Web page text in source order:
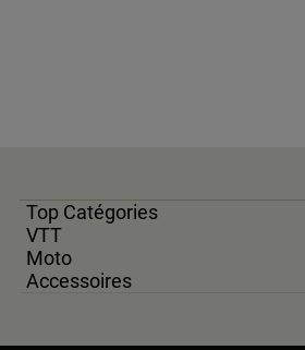
Top Catégories
VTT
Moto
Accessoires